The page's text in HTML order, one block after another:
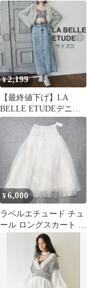
¥2,199
【最終値下げ】LA
BELLE ETUDEデニム
スカート デニムIライ
ンスカート
¥6,000
ラベルエチュード チュ
ール ロングスカート 新
品タグ付き